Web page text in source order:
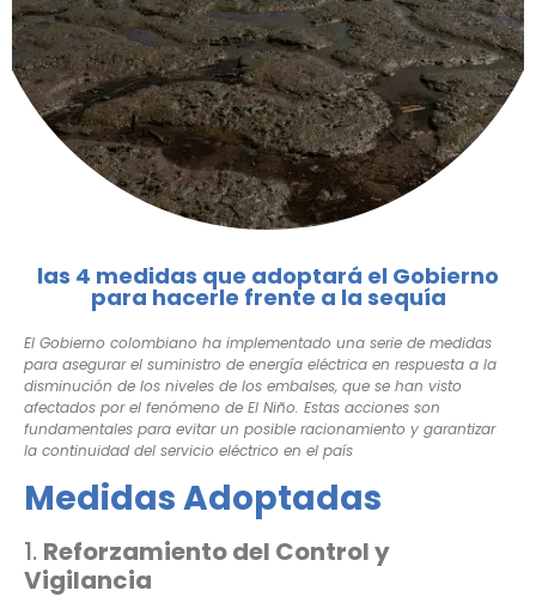
las 4 medidas que adoptará el Gobierno
para hacerle frente a la sequía
El Gobierno colombiano ha implementado una serie de medidas
para asegurar el suministro de energía eléctrica en respuesta a la
disminución de los niveles de los embalses, que se han visto
afectados por el fenómeno de El Niño. Estas acciones son
fundamentales para evitar un posible racionamiento y garantizar
la continuidad del servicio eléctrico en el país
Medidas Adoptadas
1. Reforzamiento del Control y
Vigilancia